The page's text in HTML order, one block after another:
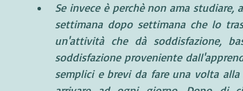
Se invece è perchè non ama
settimana dopo settimana che lo
un'attività che dà soddisfazione,
soddisfazione proveniente
semplici e brevi da fare una volta